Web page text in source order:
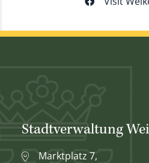
Stadtverwaltung
Marktplatz 7,